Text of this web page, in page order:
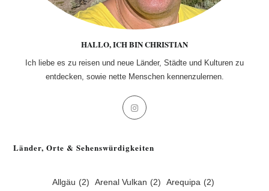
HALLO, ICH BIN CHRISTIAN
Ich liebe es zu reisen und neue Länder, Städte und Kulturen zu
entdecken, sowie nette Menschen kennenzulernen.
Opens
new
Länder, Orte & Sehenswürdigkeiten
Allgäu (2) Arenal Vulkan (2) Arequipa (2)